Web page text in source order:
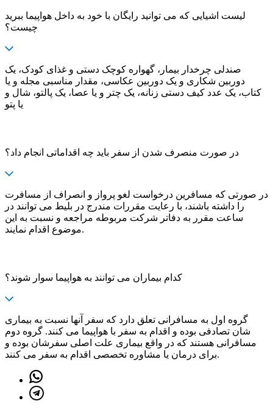
لیست اشیایی که می توانید رایگان با خود به داخل هواپیما ببرید
چیست؟
صندلی چرخدار بیمار، گهواره کوچک دستی و غذای کودک، یک
دوربین شکاری و یک دوربین عکاسی، مقدار مناسبی مجله و یا
کتاب، یک عدد کیف دستی زنانه، یک چتر و یا عصا، یک پالتو، شال و
یا پتو
در صورت منصرف شدن از سفر باید چه اقداماتی انجام داد؟
در صورتی که مسافرین درخواست لغو پرواز و انصراف از مسافرت
را داشته باشند، با رعایت مقررات مندرج در بلیط می توانند در
ساعت مقرر به دفاتر شرکت مربوطه مراجعه و نسبت به این
موضوع اقدام نمایند.
کدام بیماران می توانند به هواپیما سوار شوند؟
گروه اول به مسافرانی تعلق دارد که سفر آنها نسبت به بیماری
شان تصادفی بوده و اقدام به سفر با هواپیما می کنند. گروه دوم
مسافرانی هستند که در واقع بیماری علت اصلی سفرشان بوده و
برای درمان یا مشاوره تخصصی اقدام به سفر می کنند.